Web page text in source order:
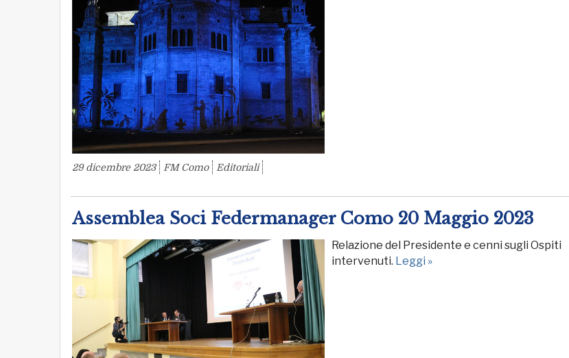
29 dicembre 2023 FM Como Editoriali
Assemblea Soci Federmanager Como 20 Maggio 2023
Relazione del Presidente e cenni sugli Ospiti
intervenuti. Leggi »